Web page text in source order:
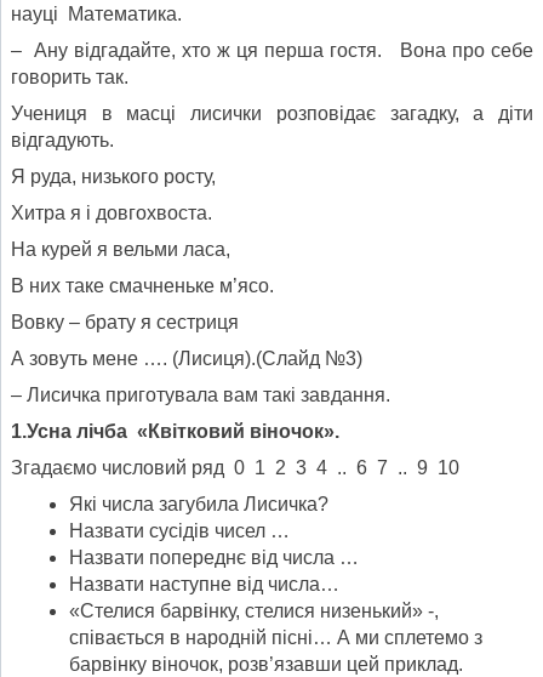
науці Математика.
– Ану відгадайте, хто ж ця перша гостя. Вона про себе
говорить так.
Учениця в масці лисички розповідає загадку, а діти
відгадують.
Я руда, низького росту,
Хитра я і довгохвоста.
На курей я вельми ласа,
В них таке смачненьке м’ясо.
Вовку – брату я сестриця
А зовуть мене …. (Лисиця).(Слайд №3)
– Лисичка приготувала вам такі завдання.
1.Усна лічба «Квітковий віночок».
Згадаємо числовий ряд 0 1 2 3 4 .. 6 7 .. 9 10
Які числа загубила Лисичка?
Назвати сусідів чисел …
Назвати попереднє від числа …
Назвати наступне від числа…
«Стелися барвінку, стелися низенький» -,
співається в народній пісні… А ми сплетемо з
барвінку віночок, розв’язавши цей приклад.